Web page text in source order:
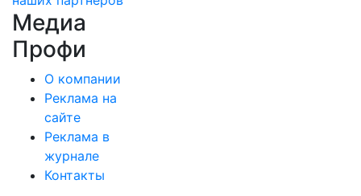
Медиа
Профи
О компании
Реклама на
сайте
Реклама в
журнале
Контакты